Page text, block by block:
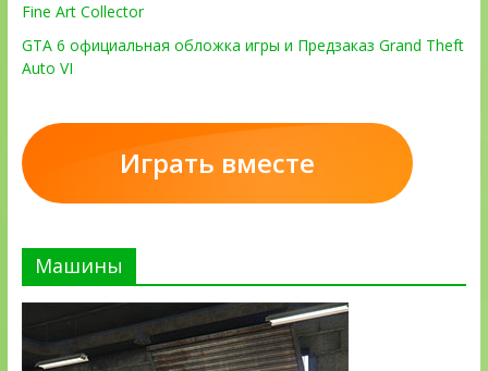
Fine Art Collector
GTA 6 официальная обложка игры и Предзаказ Grand Theft
Auto VI
Играть вместе
Машины